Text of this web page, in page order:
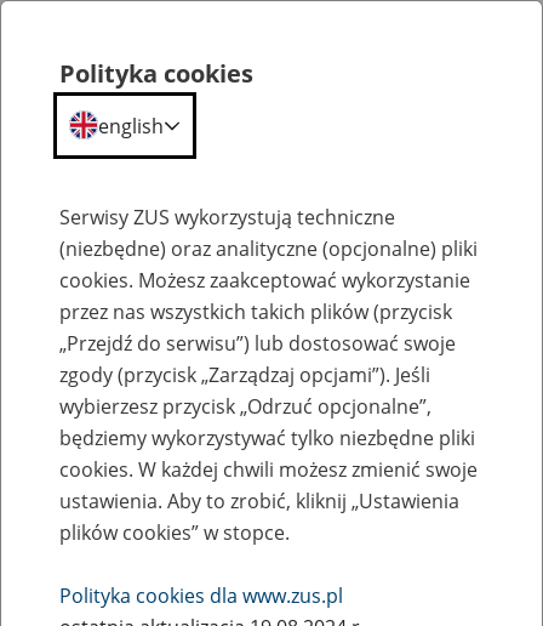
Przepraszamy,
podana strona nie została znaleziona.
Błąd 404
Przejdź do strony głównej
Polityka cookies
english
Serwisy ZUS wykorzystują techniczne
(niezbędne) oraz analityczne (opcjonalne) pliki
cookies. Możesz zaakceptować wykorzystanie
przez nas wszystkich takich plików (przycisk
„Przejdź do serwisu”) lub dostosować swoje
zgody (przycisk „Zarządzaj opcjami”). Jeśli
wybierzesz przycisk „Odrzuć opcjonalne”,
będziemy wykorzystywać tylko niezbędne pliki
cookies. W każdej chwili możesz zmienić swoje
ustawienia. Aby to zrobić, kliknij „Ustawienia
plików cookies” w stopce.
Polityka cookies dla www.zus.pl